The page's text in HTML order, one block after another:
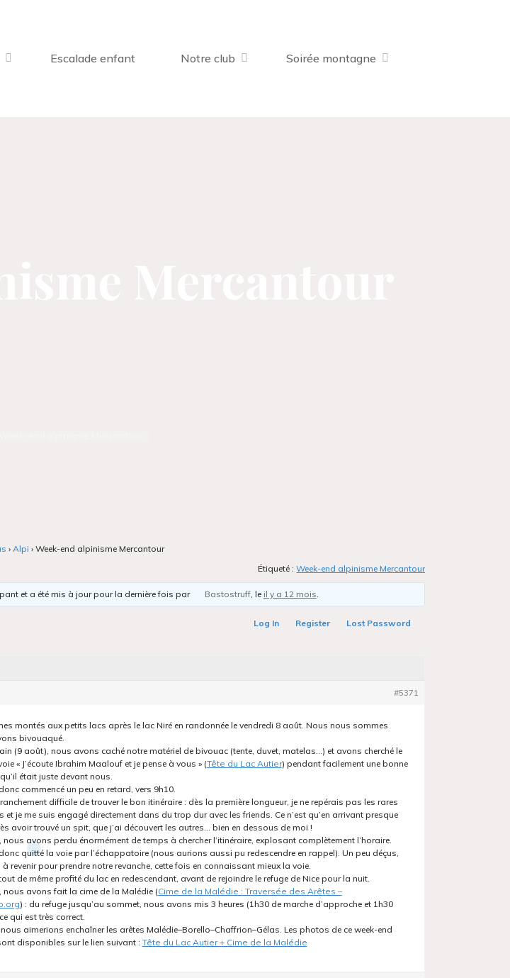
Escalade enfant Notre club Soirée montagne
› Alpi › Week-end alpinisme Mercantour
Étiqueté :Week-end alpinisme Mercantour
et a été mis à jour pour la dernière fois par Bastostruff, le il y a 12 mois
Log In Register
Lost Password
#5371
montés aux petits lacs après le lac Niré en randonnée le vendredi 8 août. Nous nous sommes
bivouaqué.
(9 août), nous avons caché notre matériel de bivouac (tente, duvet, matelas…) et avons cherché le
« J’écoute Ibrahim Maalouf et je pense à vous » (Tête du Lac Autier) pendant facilement une bonne
était juste devant nous.
commencé un peu en retard, vers 9h10.
difficile de trouver le bon itinéraire : dès la première longueur, je ne repérais pas les rares
et je me suis engagé directement dans du trop dur avec les friends. Ce n’est qu’en arrivant presque
avoir trouvé un spit, que j’ai découvert les autres… bien en dessous de moi !
nous avons perdu énormément de temps à chercher l’itinéraire, explosant complètement l’horaire.
quitté la voie par l’échappatoire (nous aurions aussi pu redescendre en rappel). Un peu déçus,
revenir pour prendre notre revanche, cette fois en connaissant mieux la voie.
de même profité du lac en redescendant, avant de rejoindre le refuge de Nice pour la nuit.
nous avons fait la cime de la Malédie (Cime de la Malédie : Traversée des Arêtes –
) : du refuge jusqu’au sommet, nous avons mis 3 heures (1h30 de marche d’approche et 1h30
qui est très correct.
aimerions enchaîner les arêtes Malédie–Borello–Chaffrion–Gélas. Les photos de ce week-end
disponibles sur le lien suivant : Tête du Lac Autier + Cime de la Malédie